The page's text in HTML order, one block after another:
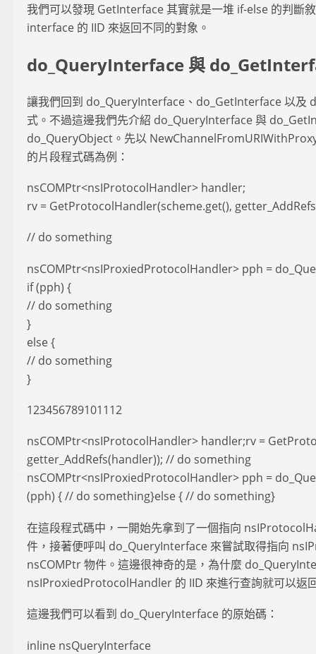
我們可以發現 GetInterface 其實就是一堆 if-else 的判斷
interface 的 IID 來返回不同的對象。
do_QueryInterface 與
讓我們回到 do_QueryInterface、do_GetInterface 以及
式。不過這邊我們先介紹 do_QueryInterface 與
do_QueryObject。先以
的片段程式碼為例：
nsCOMPtr<nsIProtocolHandler> handler;
rv = GetProtocolHandler(scheme.get(),
// do something
nsCOMPtr<nsIProxiedProtocolHandler> pph =
if (pph) {
// do something
}
else {
// do something
}
123456789101112
nsCOMPtr<nsIProtocolHandler> handler;rv =
getter_AddRefs(handler)); // do something
nsCOMPtr<nsIProxiedProtocolHandler> pph =
(pph) { // do something}else { // do something}
在這段程式碼中，一開始先拿到了一個指向
件，接著便呼叫 do_QueryInterface 來嘗試取得指向
nsCOMPtr 物件。這邊很神奇的是，為什麼
nsIProxiedProtocolHandler 的 IID 來進行查詢就可以返
這邊我們可以看到 do_QueryInterface 的原始碼：
inline nsQueryInterface